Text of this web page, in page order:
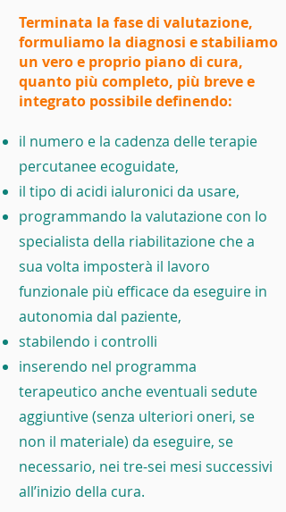
Terminata la fase di valutazione,
formuliamo la diagnosi e stabiliamo
un vero e proprio piano di cura,
quanto più completo, più breve e
integrato possibile definendo:
il numero e la cadenza delle terapie
percutanee ecoguidate,
il tipo di acidi ialuronici da usare,
programmando la valutazione con lo
specialista della riabilitazione che a
sua volta imposterà il lavoro
funzionale più efficace da eseguire in
autonomia dal paziente,
stabilendo i controlli
inserendo nel programma
terapeutico anche eventuali sedute
aggiuntive (senza ulteriori oneri, se
non il materiale) da eseguire, se
necessario, nei tre-sei mesi successivi
all’inizio della cura.